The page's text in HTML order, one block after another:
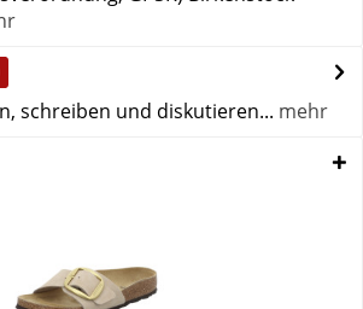
schreiben und diskutieren... mehr